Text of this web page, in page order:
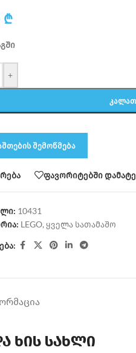
₾
+
შემოწმება
ფავორიტებში
10431
LEGO, ყველა სათამაშო
ხის სახლი